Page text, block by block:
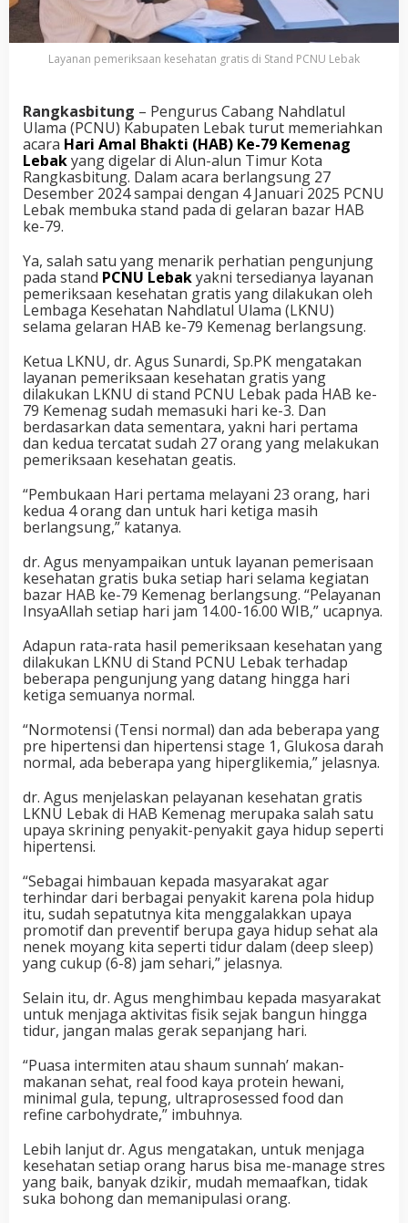
Layanan pemeriksaan kesehatan gratis di Stand PCNU Lebak
Rangkasbitung – Pengurus Cabang Nahdlatul
Ulama (PCNU) Kabupaten Lebak turut memeriahkan
acara Hari Amal Bhakti (HAB) Ke-79 Kemenag
Lebakyang digelar di Alun-alun Timur Kota
Rangkasbitung. Dalam acara berlangsung 27
Desember 2024 sampai dengan 4 Januari 2025 PCNU
Lebak membuka stand pada di gelaran bazar HAB
ke-79.
Ya, salah satu yang menarik perhatian pengunjung
pada stand PCNU Lebakyakni tersedianya layanan
pemeriksaan kesehatan gratis yang dilakukan oleh
Lembaga Kesehatan Nahdlatul Ulama (LKNU)
selama gelaran HAB ke-79 Kemenag berlangsung.
Ketua LKNU, dr. Agus Sunardi, Sp.PK mengatakan
layanan pemeriksaan kesehatan gratis yang
dilakukan LKNU di stand PCNU Lebak pada HAB ke-
79 Kemenag sudah memasuki hari ke-3. Dan
berdasarkan data sementara, yakni hari pertama
dan kedua tercatat sudah 27 orang yang melakukan
pemeriksaan kesehatan geatis.
“Pembukaan Hari pertama melayani 23 orang, hari
kedua 4 orang dan untuk hari ketiga masih
berlangsung,” katanya.
dr. Agus menyampaikan untuk layanan pemerisaan
kesehatan gratis buka setiap hari selama kegiatan
bazar HAB ke-79 Kemenag berlangsung. “Pelayanan
InsyaAllah setiap hari jam 14.00-16.00 WIB,” ucapnya.
Adapun rata-rata hasil pemeriksaan kesehatan yang
dilakukan LKNU di Stand PCNU Lebak terhadap
beberapa pengunjung yang datang hingga hari
ketiga semuanya normal.
“Normotensi (Tensi normal) dan ada beberapa yang
pre hipertensi dan hipertensi stage 1, Glukosa darah
normal, ada beberapa yang hiperglikemia,” jelasnya.
dr. Agus menjelaskan pelayanan kesehatan gratis
LKNU Lebak di HAB Kemenag merupaka salah satu
upaya skrining penyakit-penyakit gaya hidup seperti
hipertensi.
“Sebagai himbauan kepada masyarakat agar
terhindar dari berbagai penyakit karena pola hidup
itu, sudah sepatutnya kita menggalakkan upaya
promotif dan preventif berupa gaya hidup sehat ala
nenek moyang kita seperti tidur dalam (deep sleep)
yang cukup (6-8) jam sehari,” jelasnya.
Selain itu, dr. Agus menghimbau kepada masyarakat
untuk menjaga aktivitas fisik sejak bangun hingga
tidur, jangan malas gerak sepanjang hari.
“Puasa intermiten atau shaum sunnah’ makan-
makanan sehat, real food kaya protein hewani,
minimal gula, tepung, ultraprosessed food dan
refine carbohydrate,” imbuhnya.
Lebih lanjut dr. Agus mengatakan, untuk menjaga
kesehatan setiap orang harus bisa me-manage stres
yang baik, banyak dzikir, mudah memaafkan, tidak
suka bohong dan memanipulasi orang.